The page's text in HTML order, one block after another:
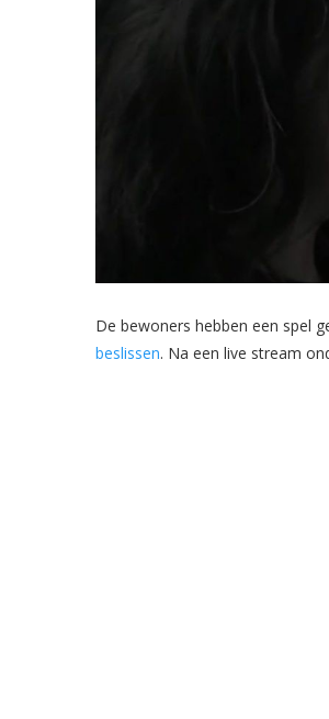
De bewoners hebben een spel
beslissen. Na een live stream